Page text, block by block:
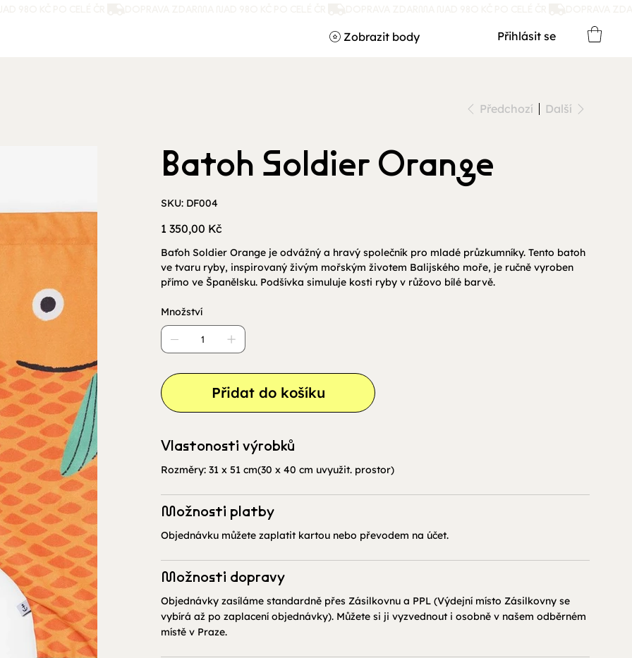
Přihlásit se
Zobrazit body
Předchozí Další
Batoh Soldier Orange
SKU: SKU
DF004
DF004
Cena
1 350,00 Kč
Baťoh Soldier Orange je odvážný a hravý společník pro mladé průzkumníky. Tento batoh
ve tvaru ryby, inspirovaný živým mořským životem Balijského moře, je ručně vyroben
přímo ve Španělsku. Podšívka simuluje kosti ryby v růžovo bílé barvě.
Množství
Přidat do košíku
Vlastonosti výrobků
Rozměry: 31 x 51 cm(30 x 40 cm uvyužit. prostor)
Možnosti platby
Objednávku můžete zaplatit kartou nebo převodem na účet.
Možnosti dopravy
Objednávky zasíláme standardně přes Zásilkovnu a PPL (Výdejní místo Zásilkovny se
vybírá až po zaplacení objednávky). Můžete si ji vyzvednout i osobně v našem odběrném
místě v Praze.